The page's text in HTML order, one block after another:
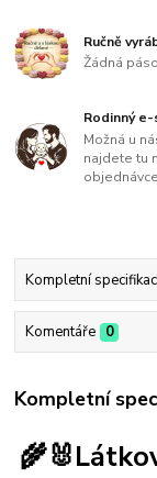
Ručně
Žádná
Rodinný
Možná u
najdete tu
Kompletní
Komentáře 0
Kompletní